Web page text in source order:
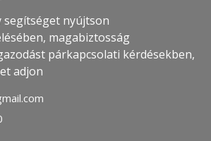
segítséget nyújtson
magabiztosság
párkapcsolati kérdésekben,
adjon